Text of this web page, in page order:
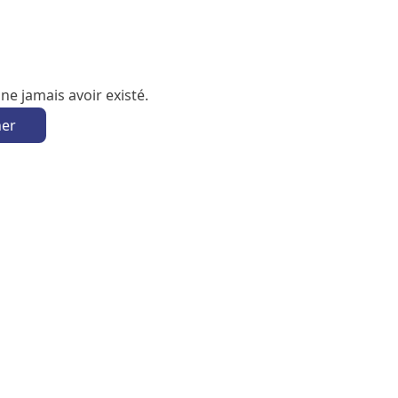
jamais avoir existé.